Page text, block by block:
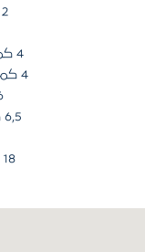
2 كم إلى (الستاديوم) الرياضي.
4 كم إلى مدينة باشاك شهير الطبية.
4 كم إلى حديقة باشاك شهير الوطنية.
6 كم
6,5 كم إلى مدينة استوتش التجارية.
18 كم جسر السلطان يافوز سليم.